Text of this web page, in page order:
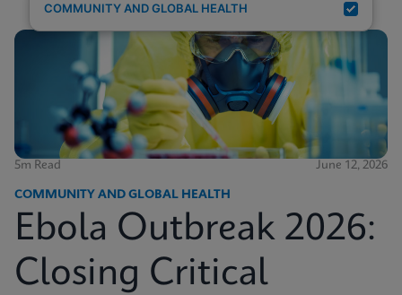
COMMUNITY AND GLOBAL HEALTH
5m Read June 12, 2026
COMMUNITY AND GLOBAL HEALTH
Ebola Outbreak 2026:
Closing Critical